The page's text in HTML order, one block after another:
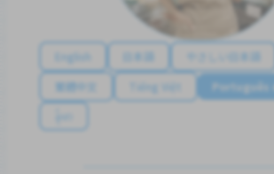
English 日本語 やさしい日本語
繁體中文
Tiếng Việt
Português
န်မာ